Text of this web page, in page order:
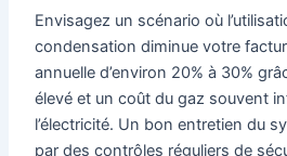
Envisagez un scénario où
condensation diminue votre
annuelle d’environ 20% à 30%
élevé et un coût du gaz souvent
l’électricité. Un bon entretien du
par des contrôles réguliers de